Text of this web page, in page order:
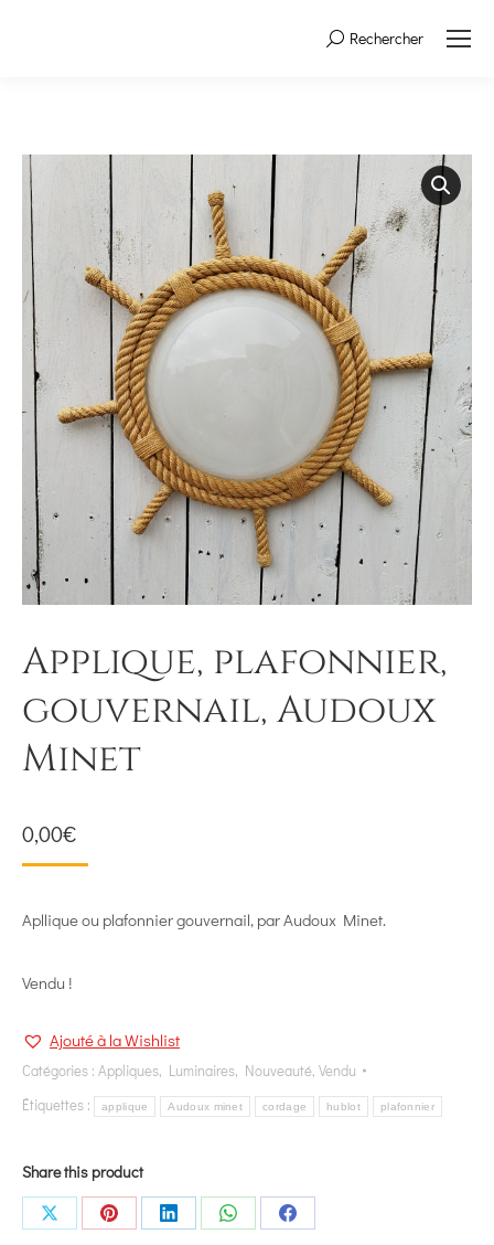
Search:Rechercher
Applique, plafonnier,
gouvernail, Audoux
Minet
0,00€
Apllique ou plafonnier gouvernail, par Audoux Minet.
Vendu !
Ajouté à la Wishlist
Catégories : Appliques, Luminaires, Nouveauté, Vendu
Étiquettes :
applique Audoux minet cordage hublot plafonnier
Share this product
Share
Share
Share
Share
Share